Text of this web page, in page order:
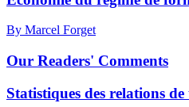
By Marcel Forget
Our Readers' Comments
Statistiques des relations